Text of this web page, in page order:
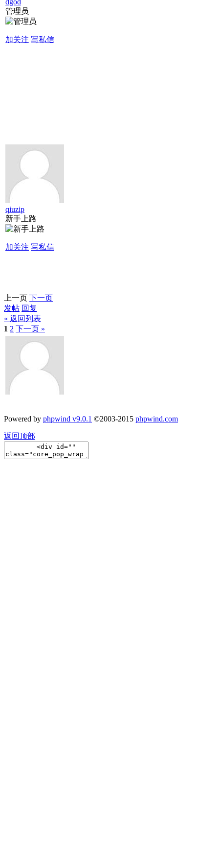
dgod
管理员
加关注 写私信
qiuzip
新手上路
加关注 写私信
上一页 下一页
发帖 回复
« 返回列表
1 2 下一页 »
Powered by phpwind v9.0.1 ©2003-2015 phpwind.com
返回顶部